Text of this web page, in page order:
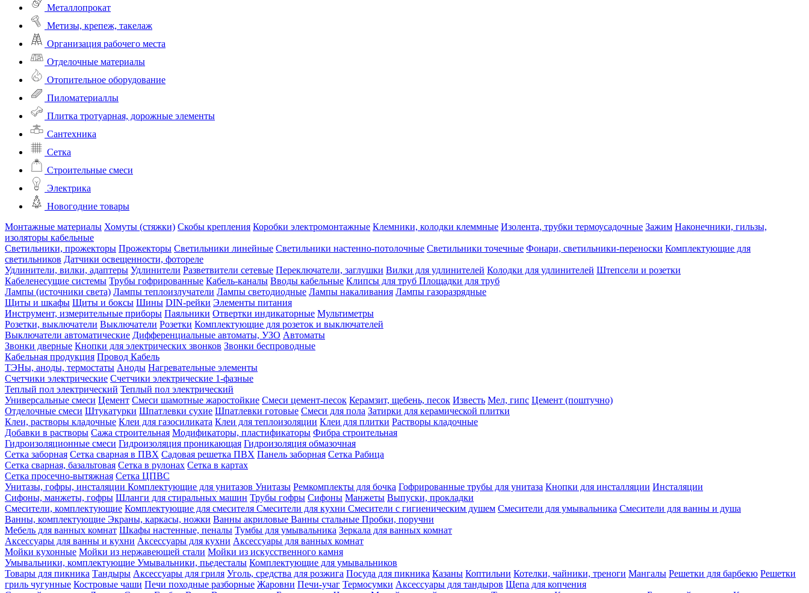
Металлопрокат
Метизы, крепеж, такелаж
Организация рабочего места
Отделочные материалы
Отопительное оборудование
Пиломатериаллы
Плитка тротуарная, дорожные элементы
Сантехника
Сетка
Строительные смеси
Электрика
Новогодние товары
Монтажные материалы Хомуты (стяжки) Скобы крепления Коробки электромонтажные Клемники, колодки клеммные Изолента, трубки термоусадочные Зажим Наконечники, гильзы,
изоляторы кабельные
Светильники, прожекторы Прожекторы Светильники линейные Светильники настенно-потолочные Светильники точечные Фонари, светильники-переноски Комплектующие для
светильников Датчики освещенности, фотореле
Удлинители, вилки, адаптеры Удлинители Разветвители сетевые Переключатели, заглушки Вилки для удлинителей Колодки для удлинителей Штепсели и розетки
Кабеленесущие системы Трубы гофрированные Кабель-каналы Вводы кабельные Клипсы для труб Площадки для труб
Лампы (источники света) Лампы теплоизлучатели Лампы светодиодные Лампы накаливания Лампы газоразрядные
Щиты и шкафы Щиты и боксы Шины DIN-рейки Элементы питания
Инструмент, измерительные приборы Паяльники Отвертки индикаторные Мультиметры
Розетки, выключатели Выключатели Розетки Комплектующие для розеток и выключателей
Выключатели автоматические Дифференциальные автоматы, УЗО Автоматы
Звонки дверные Кнопки для электрических звонков Звонки беспроводные
Кабельная продукция Провод Кабель
ТЭНы, аноды, термостаты Аноды Нагревательные элементы
Счетчики электрические Счетчики электрические 1-фазные
Теплый пол электрический Теплый пол электрический
Универсальные смеси Цемент Смеси шамотные жаростойкие Смеси цемент-песок Керамзит, щебень, песок Известь Мел, гипс Цемент (поштучно)
Отделочные смеси Штукатурки Шпатлевки сухие Шпатлевки готовые Смеси для пола Затирки для керамической плитки
Клеи, растворы кладочные Клеи для газосиликата Клеи для теплоизоляции Клеи для плитки Растворы кладочные
Добавки в растворы Сажа строительная Модификаторы, пластификаторы Фибра строительная
Гидроизоляционные смеси Гидроизоляция проникающая Гидроизоляция обмазочная
Сетка заборная Сетка сварная в ПВХ Садовая решетка ПВХ Панель заборная Сетка Рабица
Сетка сварная, базальтовая Сетка в рулонах Сетка в картах
Сетка просечно-вытяжная Сетка ЦПВС
Унитазы, гофры, инсталяции Комплектующие для унитазов Унитазы Ремкомплекты для бочка Гофрированные трубы для унитаза Кнопки для инсталляции Инсталяции
Сифоны, манжеты, гофры Шланги для стиральных машин Трубы гофры Сифоны Манжеты Выпуски, прокладки
Смесители, комплектующие Комплектующие для смесителя Смесители для кухни Смесители с гигиеническим душем Смесители для умывальника Смесители для ванны и душа
Ванны, комплектующие Экраны, каркасы, ножки Ванны акриловые Ванны стальные Пробки, поручни
Мебель для ванных комнат Шкафы настенные, пеналы Тумбы для умывальника Зеркала для ванных комнат
Аксессуары для ванны и кухни Аксессуары для кухни Аксессуары для ванных комнат
Мойки кухонные Мойки из нержавеющей стали Мойки из искусственного камня
Умывальники, комплектующие Умывальники, пьедесталы Комплектующие для умывальников
Товары для пикника Тандыры Аксессуары для гриля Уголь, средства для розжига Посуда для пикника Казаны Коптильни Котелки, чайники, треноги Мангалы Решетки для барбекю Решетки
гриль чугунные Костровые чаши Печи походные разборные Жаровни Печи-учаг Термосумки Аксессуары для тандыров Щепа для копчения